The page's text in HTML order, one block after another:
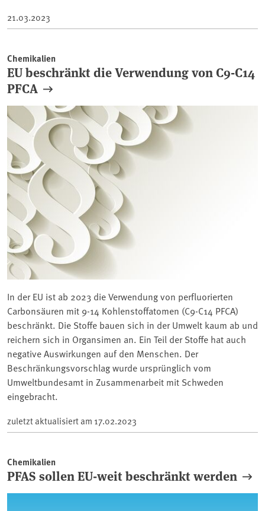
21.03.2023
Chemikalien
EU beschränkt die Verwendung von C9-C14
PFCA
In der EU ist ab 2023 die Verwendung von perfluorierten
Carbonsäuren mit 9-14 Kohlenstoffatomen (C9-C14 PFCA)
beschränkt. Die Stoffe bauen sich in der Umwelt kaum ab und
reichern sich in Organsimen an. Ein Teil der Stoffe hat auch
negative Auswirkungen auf den Menschen. Der
Beschränkungsvorschlag wurde ursprünglich vom
Umweltbundesamt in Zusammenarbeit mit Schweden
eingebracht.
zuletzt aktualisiert am 17.02.2023
Chemikalien
PFAS sollen EU-weit beschränkt werden